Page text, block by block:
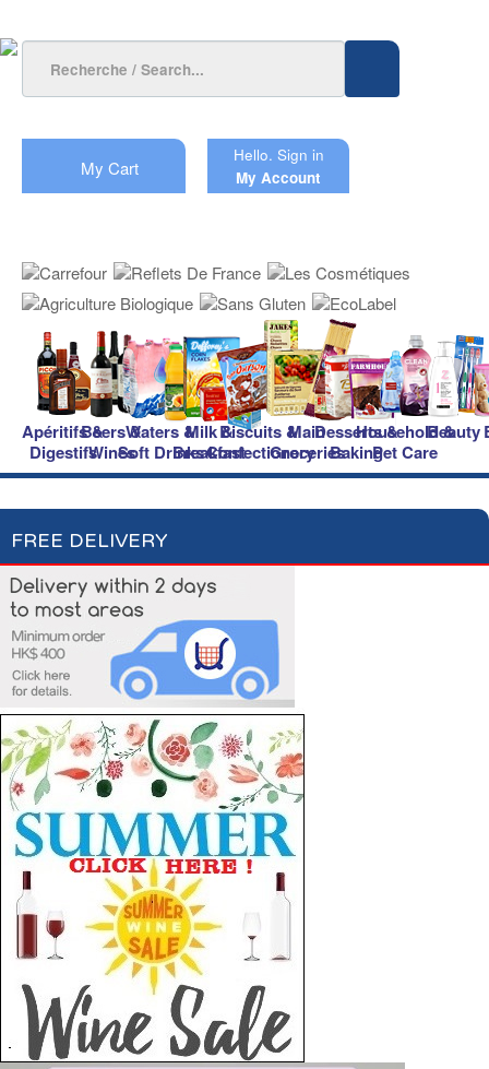
My Cart
Hello. Sign in
My Account
Apéritifs &
Digestifs
Beers &
Wines
Waters &
Soft Drinks
Milk &
Breakfast
Biscuits &
Confectionery
Main
Groceries
Desserts &
Baking
Household &
Pet Care
Beauty
FREE DELIVERY